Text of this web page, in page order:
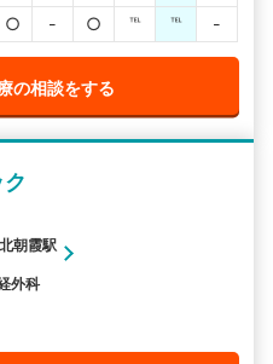
○ - ○ ℡ ℡ -
の相談をする
朝霞駅
外科